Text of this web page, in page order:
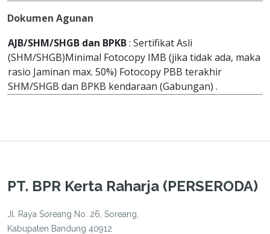
Dokumen Agunan
AJB/SHM/SHGB dan BPKB: Sertifikat Asli
(SHM/SHGB)Minimal Fotocopy IMB (jika tidak ada, maka
rasio Jaminan max. 50%) Fotocopy PBB terakhir
SHM/SHGB dan BPKB kendaraan (Gabungan) .
PT. BPR Kerta Raharja (PERSERODA)
Jl. Raya Soreang No. 26, Soreang,
Kabupaten Bandung 40912